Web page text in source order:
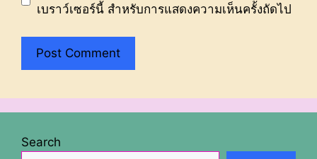
เบราว์เซอร์นี้ สำหรับการแสดงความเห็นครั้งถัดไป
Search